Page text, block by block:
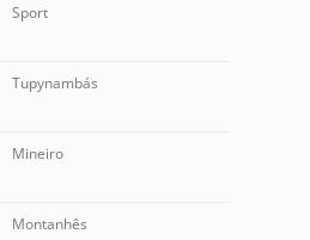
Sport
Tupynambás
Mineiro
Montanhês